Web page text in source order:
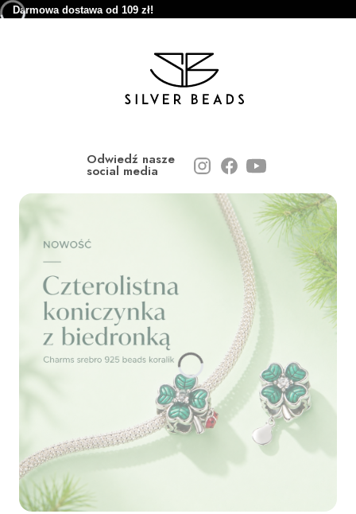
Darmowa dostawa od 109 zł!
Odwiedź nasze
social media